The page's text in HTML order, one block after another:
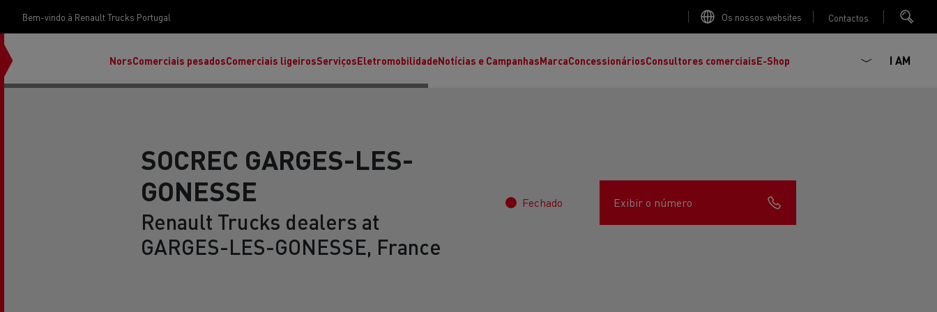
Bem-vindo à Renault Trucks Portugal Os nossos websites Contactos
NorsComerciais pesadosComerciais ligeirosServiçosEletromobilidadeNotícias e CampanhasMarcaConcessionáriosConsultores comerciaisE-Shop I AM
SOCREC GARGES-LES-
GONESSE
Renault Trucks dealers at
GARGES-LES-GONESSE, France
Fechado Exibir o número